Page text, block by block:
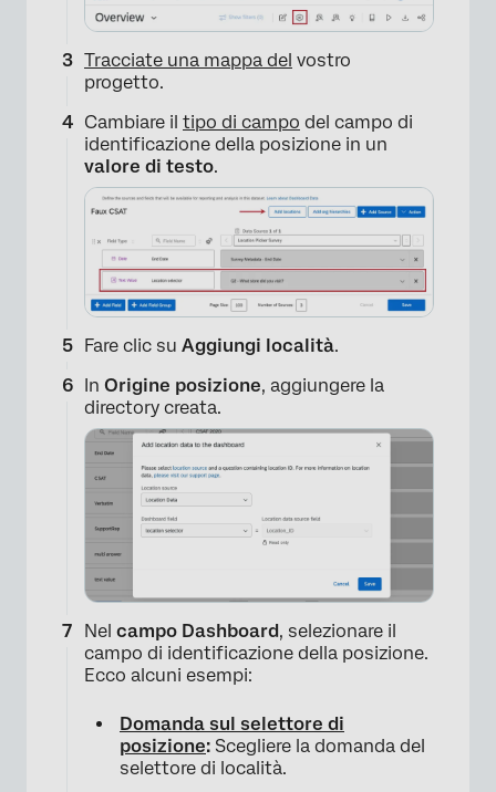
Tracciate una mappa del vostro
progetto.
Cambiare il tipo di campo del campo di
identificazione della posizione in un
valore di testo.
Fare clic su Aggiungi località.
In Origine posizione, aggiungere la
directory creata.
Nel campo Dashboard, selezionare il
campo di identificazione della posizione.
Ecco alcuni esempi:
Domanda sul selettore di
posizione: Scegliere la domanda del
selettore di località.